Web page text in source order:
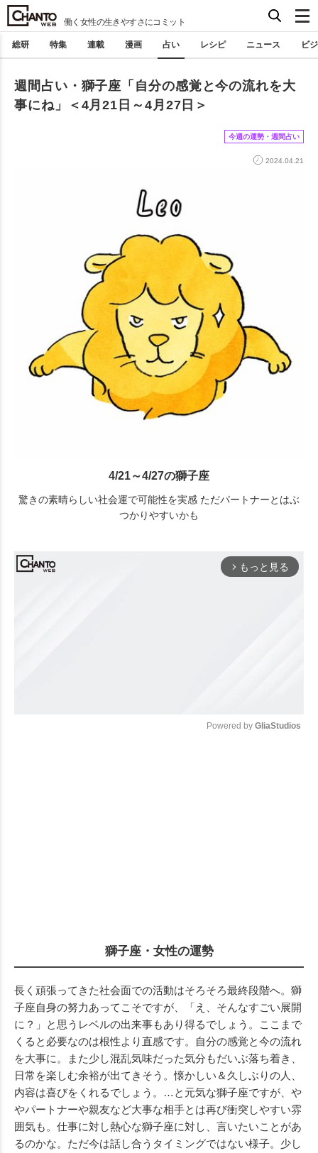
働く女性の生きやすさにコミット
総研 特集 連載 漫画 占い レシピ ニュース ビ
週間占い・獅子座「自分の感覚と今の流れを大
事にね」＜4月21日～4月27日＞
今週の運勢・週間占い
2024.04.21
4/21～4/27の獅子座
驚きの素晴らしい社会運で可能性を実感 ただパートナーとはぶ
つかりやすいかも
arrow_forward_ios もっと見る
Powered by GliaStudios
獅子座・女性の運勢
長く頑張ってきた社会面での活動はそろそろ最終段階へ。獅
子座自身の努力あってこそですが、「え、そんなすごい展開
に？」と思うレベルの出来事もあり得るでしょう。ここまで
くると必要なのは根性より直感です。自分の感覚と今の流れ
を大事に。また少し混乱気味だった気分もだいぶ落ち着き、
日常を楽しむ余裕が出てきそう。懐かしい＆久しぶりの人、
内容は喜びをくれるでしょう。…と元気な獅子座ですが、や
やパートナーや親友など大事な相手とは再び衝突しやすい雰
囲気も。仕事に対し熱心な獅子座に対し、言いたいことがあ
るのかな。ただ今は話し合うタイミングではない様子。少し